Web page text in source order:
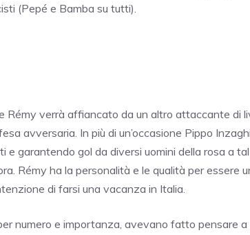
(Pepé e Bamba su tutti).
Rémy verrà affiancato da un altro attaccante di
avversaria. In più di un’occasione Pippo
e garantendo gol da diversi uomini della rosa a
Rémy ha la personalità e le qualità per essere
di farsi una vacanza in Italia.
numero e importanza, avevano fatto pensare a